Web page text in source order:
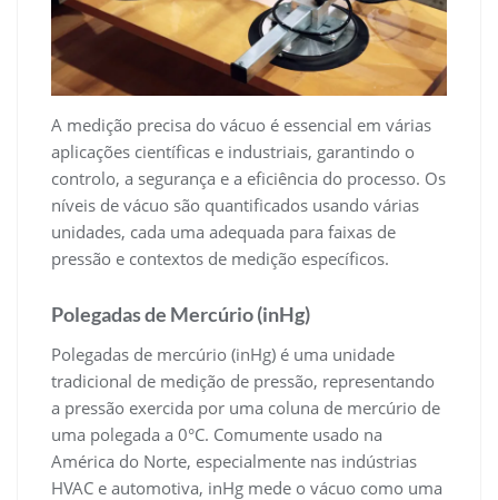
A medição precisa do vácuo é essencial em várias
aplicações científicas e industriais, garantindo o
controlo, a segurança e a eficiência do processo. Os
níveis de vácuo são quantificados usando várias
unidades, cada uma adequada para faixas de
pressão e contextos de medição específicos.
Polegadas de Mercúrio (inHg)
Polegadas de mercúrio (inHg) é uma unidade
tradicional de medição de pressão, representando
a pressão exercida por uma coluna de mercúrio de
uma polegada a 0°C. Comumente usado na
América do Norte, especialmente nas indústrias
HVAC e automotiva, inHg mede o vácuo como uma